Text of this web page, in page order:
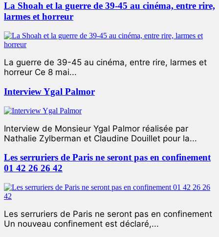
La Shoah et la guerre de 39-45 au cinéma, entre rire,
larmes et horreur
La guerre de 39-45 au cinéma, entre rire, larmes et
horreur Ce 8 mai...
Interview Ygal Palmor
Interview de Monsieur Ygal Palmor réalisée par
Nathalie Zylberman et Claudine Douillet pour la...
Les serruriers de Paris ne seront pas en confinement
01 42 26 26 42
Les serruriers de Paris ne seront pas en confinement
Un nouveau confinement est déclaré,...